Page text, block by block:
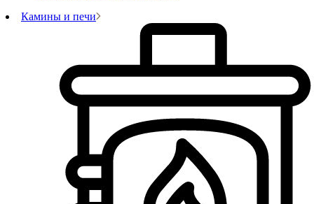
Камины и печи